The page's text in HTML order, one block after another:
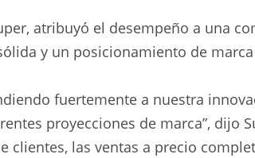
atribuyó el desempeño a una
y un posicionamiento de
fuertemente a nuestra
proyecciones de marca”, dijo
clientes, las ventas a precio